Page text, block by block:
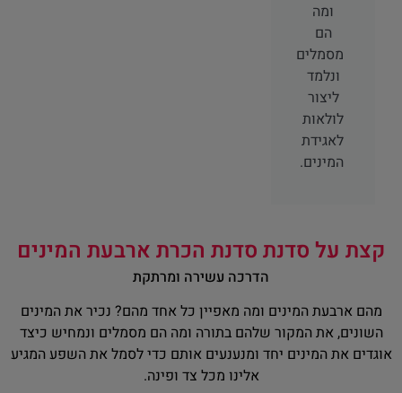
ומה
הם
מסמלים
ונלמד
ליצור
לולאות
לאגידת
המינים.
קצת על סדנת סדנת הכרת ארבעת המינים
הדרכה עשירה ומרתקת
מהם ארבעת המינים ומה מאפיין כל אחד מהם? נכיר את המינים
השונים, את המקור שלהם בתורה ומה הם מסמלים ונמחיש כיצד
אוגדים את המינים יחד ומנענעים אותם כדי לסמל את השפע המגיע
אלינו מכל צד ופינה.